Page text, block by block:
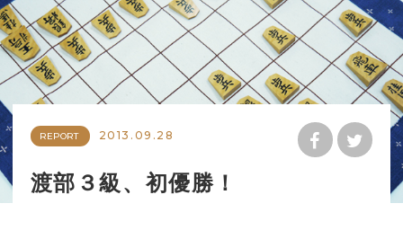
REPORT 2013.09.28
渡部３級、初優勝！